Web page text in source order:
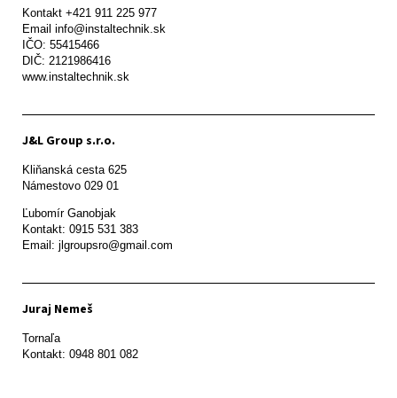
Kontakt +421 911 225 977
Email info@instaltechnik.sk
IČO: 55415466
DIČ: 2121986416
www.instaltechnik.sk
J&L Group s.r.o.
Kliňanská cesta 625
Námestovo 029 01
Ľubomír Ganobjak
Kontakt: 0915 531 383
Email: jlgroupsro@gmail.com
Juraj Nemeš
Tornaľa
Kontakt: 0948 801 082